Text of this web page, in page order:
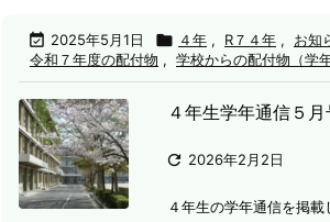
 2025年5月1日  ４年 , R７４年 , お知
令和７年度の配付物 , 学校からの配付物（学年
４年生学年通信５月
 2026年2月2日
４年生の学年通信を掲載